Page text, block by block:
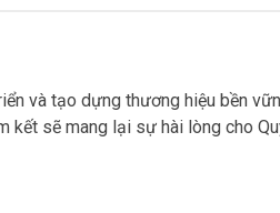
và tạo dựng thương hiệu bền
kết sẽ mang lại sự hài lòng cho